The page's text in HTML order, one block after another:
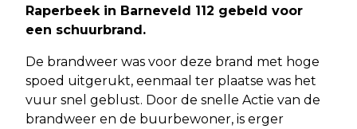
Raperbeek in Barneveld 112 gebeld voor
een schuurbrand.
De brandweer was voor deze brand met hoge
spoed uitgerukt, eenmaal ter plaatse was het
vuur snel geblust. Door de snelle Actie van de
brandweer en de buurbewoner, is erger